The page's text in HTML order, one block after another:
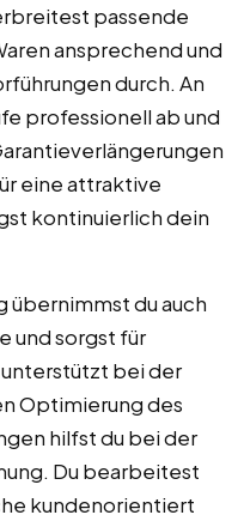
passende
ansprechend und
durch. An
professionell ab und
eine attraktive
kontinuierlich dein
übernimmst du auch
und sorgst für
bei der
Optimierung des
hilfst du bei der
Du bearbeitest
kundenorientiert